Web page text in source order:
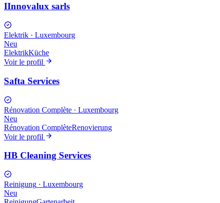
IInnovalux sarls
Elektrik · Luxembourg
Neu
ElektrikKüche
Voir le profil
Safta Services
Rénovation Complète · Luxembourg
Neu
Rénovation ComplèteRenovierung
Voir le profil
HB Cleaning Services
Reinigung · Luxembourg
Neu